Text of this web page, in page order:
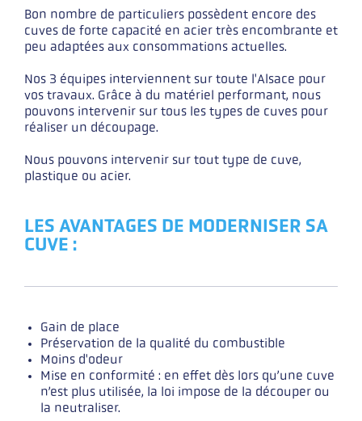
Bon nombre de particuliers possèdent encore des
cuves de forte capacité en acier très encombrante et
peu adaptées aux consommations actuelles.
Nos 3 équipes interviennent sur toute l'Alsace pour
vos travaux. Grâce à du matériel performant, nous
pouvons intervenir sur tous les types de cuves pour
réaliser un découpage.
Nous pouvons intervenir sur tout type de cuve,
plastique ou acier.
LES AVANTAGES DE MODERNISER SA
CUVE :
Gain de place
Préservation de la qualité du combustible
Moins d'odeur
Mise en conformité : en effet dès lors qu’une cuve
n’est plus utilisée, la loi impose de la découper ou
la neutraliser.